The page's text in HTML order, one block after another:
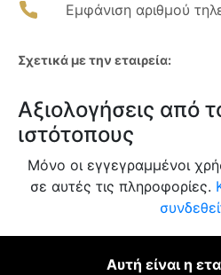
Εμφάνιση αριθμού
Σχετικά με την εταιρεία:
Αξιολογήσεις από
ιστότοπους
Μόνο οι εγγεγραμμένοι
σε αυτές τις πληροφορίες.
Αυτή είναι η